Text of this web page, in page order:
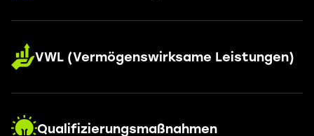
VWL (Vermögenswirksame Leistungen)
Qualifizierungsmaßnahmen